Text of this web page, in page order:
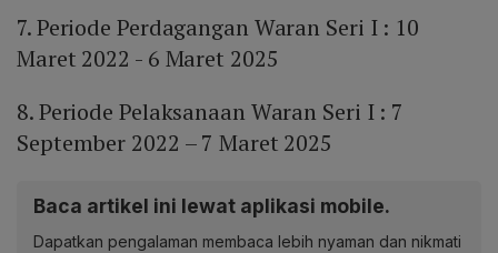
7. Periode Perdagangan Waran Seri I : 10
Maret 2022 - 6 Maret 2025
8. Periode Pelaksanaan Waran Seri I : 7
September 2022 – 7 Maret 2025
Baca artikel ini lewat aplikasi mobile.
Dapatkan pengalaman membaca lebih nyaman dan nikmati